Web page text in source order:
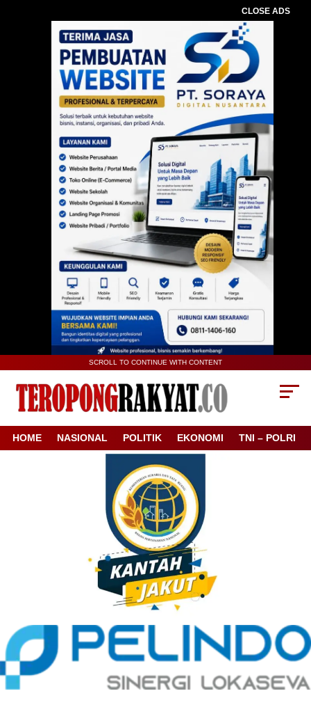
CLOSE ADS
SCROLL TO CONTINUE WITH CONTENT
HOME NASIONAL POLITIK EKONOMI TNI – POLRI